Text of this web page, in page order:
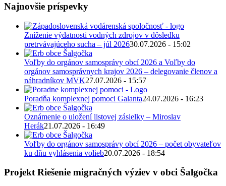
Najnovšie príspevky
Zníženie výdatnosti vodných zdrojov v dôsledku
pretrvávajúceho sucha – júl 202630.07.2026 - 15:02
Voľby do orgánov samosprávy obcí 2026 a Voľby do
orgánov samosprávnych krajov 2026 – delegovanie členov a
náhradníkov MVK27.07.2026 - 15:57
Poradňa komplexnej pomoci Galanta24.07.2026 - 16:23
Oznámenie o uložení listovej zásielky – Miroslav
Herák21.07.2026 - 16:49
Voľby do orgánov samosprávy obcí 2026 – počet obyvateľov
ku dňu vyhlásenia volieb20.07.2026 - 18:54
Projekt Riešenie migračných výziev v obci Šalgočka